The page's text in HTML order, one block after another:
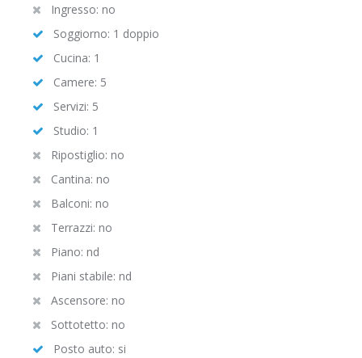
Ingresso: no
Soggiorno: 1 doppio
Cucina: 1
Camere: 5
Servizi: 5
Studio: 1
Ripostiglio: no
Cantina: no
Balconi: no
Terrazzi: no
Piano: nd
Piani stabile: nd
Ascensore: no
Sottotetto: no
Posto auto: si